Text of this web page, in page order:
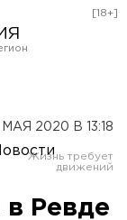
[18+]
МАЯ 2020 В 13:18
в Ревде